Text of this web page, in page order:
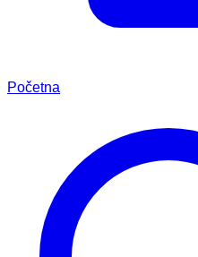
Početna